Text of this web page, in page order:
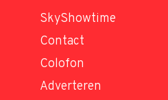
SkyShowtime
Contact
Colofon
Adverteren